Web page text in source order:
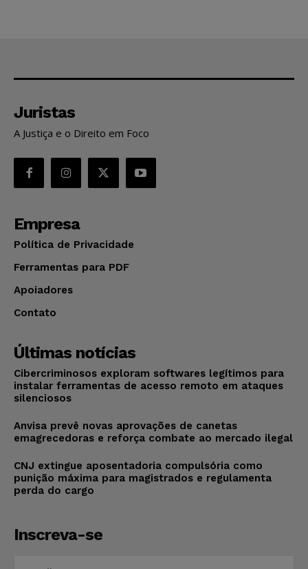
Juristas
A Justiça e o Direito em Foco
Empresa
Política de Privacidade
Ferramentas para PDF
Apoiadores
Contato
Últimas notícias
Cibercriminosos exploram softwares legítimos para
instalar ferramentas de acesso remoto em ataques
silenciosos
Anvisa prevê novas aprovações de canetas
emagrecedoras e reforça combate ao mercado ilegal
CNJ extingue aposentadoria compulsória como
punição máxima para magistrados e regulamenta
perda do cargo
Inscreva-se